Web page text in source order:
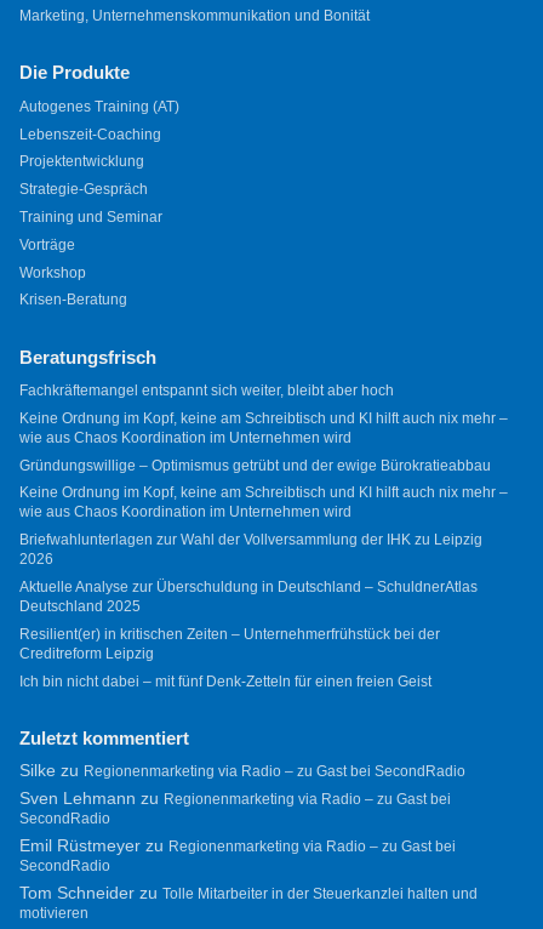
Marketing, Unternehmenskommunikation und Bonität
Die Produkte
Autogenes Training (AT)
Lebenszeit-Coaching
Projektentwicklung
Strategie-Gespräch
Training und Seminar
Vorträge
Workshop
Krisen-Beratung
Beratungsfrisch
Fachkräftemangel entspannt sich weiter, bleibt aber hoch
Keine Ordnung im Kopf, keine am Schreibtisch und KI hilft auch nix mehr –
wie aus Chaos Koordination im Unternehmen wird
Gründungswillige – Optimismus getrübt und der ewige Bürokratieabbau
Keine Ordnung im Kopf, keine am Schreibtisch und KI hilft auch nix mehr –
wie aus Chaos Koordination im Unternehmen wird
Briefwahlunterlagen zur Wahl der Vollversammlung der IHK zu Leipzig
2026
Aktuelle Analyse zur Überschuldung in Deutschland – SchuldnerAtlas
Deutschland 2025
Resilient(er) in kritischen Zeiten – Unternehmerfrühstück bei der
Creditreform Leipzig
Ich bin nicht dabei – mit fünf Denk-Zetteln für einen freien Geist
Zuletzt kommentiert
Silkezu Regionenmarketing via Radio – zu Gast bei SecondRadio
Sven Lehmann zu Regionenmarketing via Radio – zu Gast bei
SecondRadio
Emil Rüstmeyerzu Regionenmarketing via Radio – zu Gast bei
SecondRadio
Tom Schneiderzu Tolle Mitarbeiter in der Steuerkanzlei halten und
motivieren